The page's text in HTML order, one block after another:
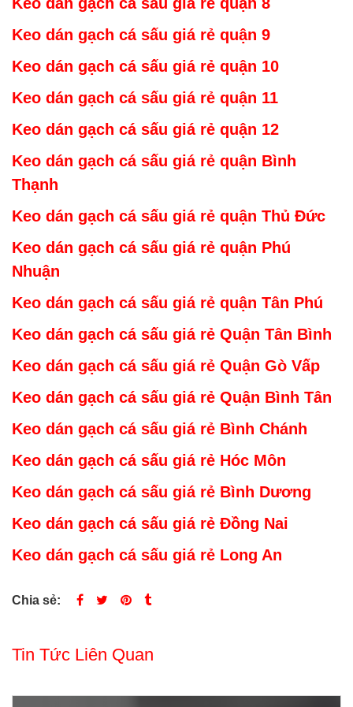
Keo dán gạch cá sấu giá rẻ quận 9
Keo dán gạch cá sấu giá rẻ quận 10
Keo dán gạch cá sấu giá rẻ quận 11
Keo dán gạch cá sấu giá rẻ quận 12
Keo dán gạch cá sấu giá rẻ quận Bình
Thạnh
Keo dán gạch cá sấu giá rẻ quận Thủ Đức
Keo dán gạch cá sấu giá rẻ quận Phú
Nhuận
Keo dán gạch cá sấu giá rẻ quận Tân Phú
Keo dán gạch cá sấu giá rẻ Quận Tân Bình
Keo dán gạch cá sấu giá rẻ Quận Gò Vấp
Keo dán gạch cá sấu giá rẻ Quận Bình Tân
Keo dán gạch cá sấu giá rẻ Bình Chánh
Keo dán gạch cá sấu giá rẻ Hóc Môn
Keo dán gạch cá sấu giá rẻ Bình Dương
Keo dán gạch cá sấu giá rẻ Đồng Nai
Keo dán gạch cá sấu giá rẻ Long An
Chia sẻ:
Tin Tức Liên Quan